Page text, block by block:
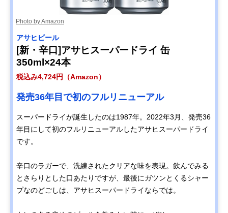
Photo by Amazon
アサヒビール
[新・辛口]アサヒスーパードライ 缶
350ml×24本
税込み4,724円（Amazon）
発売36年目で初のフルリニューアル
スーパードライが誕生したのは1987年。2022年3月、発売36
年目にして初のフルリニューアルしたアサヒスーパードライ
です。
辛口のラガーで、洗練されたクリアな味を表現。飲んでみる
とさらりとした口あたりですが、最後にガツンとくるシャー
プなのどごしは、アサヒスーパードライならでは。